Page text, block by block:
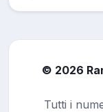
© 2026
Tutti i